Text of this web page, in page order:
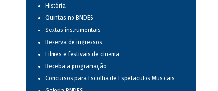
História
Quintas no BNDES
Sextas instrumentais
Reserva de ingressos
Filmes e festivais de cinema
Receba a programação
Concursos para Escolha de Espetáculos Musicais